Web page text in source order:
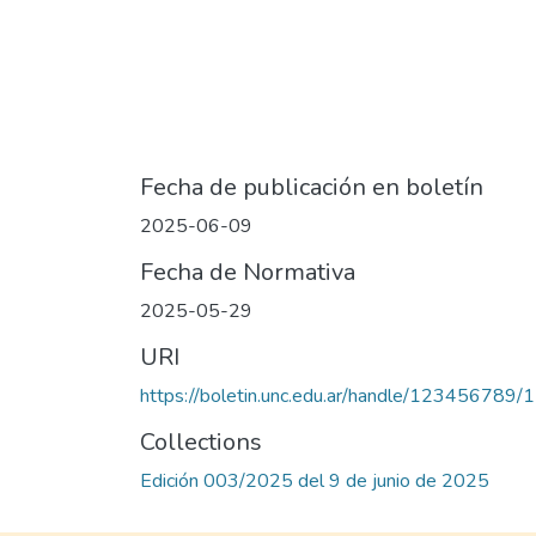
Fecha de publicación en boletín
2025-06-09
Fecha de Normativa
2025-05-29
URI
https://boletin.unc.edu.ar/handle/123456789/
Collections
Edición 003/2025 del 9 de junio de 2025